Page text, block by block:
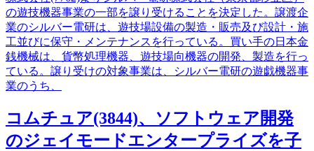
の遊技機器事業の一部を譲り受けることを決定した。譲渡企
業のシルバー電研は、遊技場設備の製造・販売及び設計・施
工並びに保守・メンテナンスを行っている。買い手の日本金
銭機械は、貨幣処理機器、遊技場向機器の開発、製造を行っ
ている。譲り受けの対象事業は、シルバー電研の遊戯機器事
業のうち、
コムチュア(3844)、ソフトウェア開発
のジェイモードエンタープライズを子